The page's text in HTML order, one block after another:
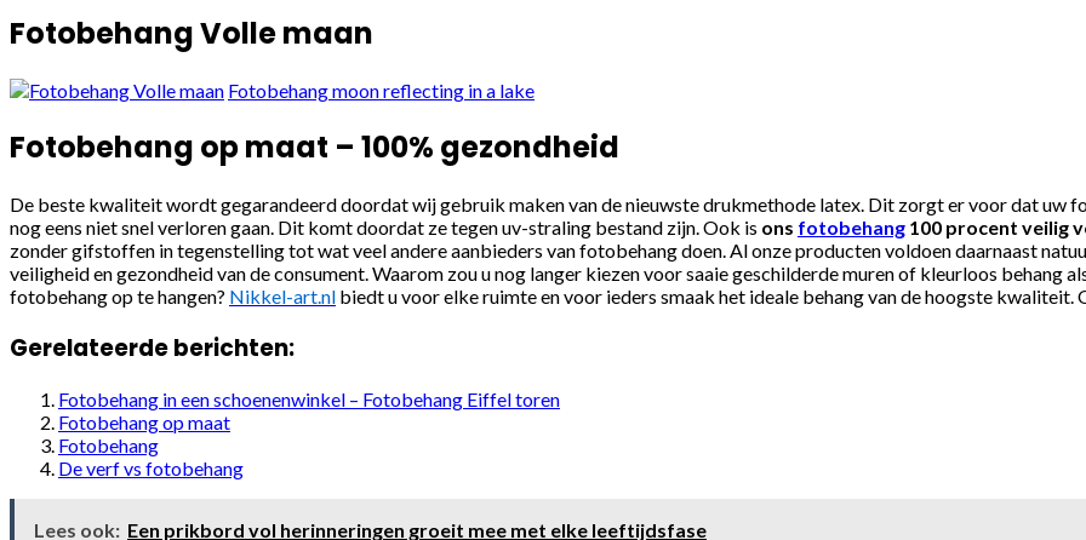
Fotobehang Volle maan
Fotobehang moon reflecting in a lake
Fotobehang op maat – 100% gezondheid
De beste kwaliteit wordt gegarandeerd doordat wij gebruik maken van de nieuwste drukmethode latex. Dit zorgt er voor dat uw
nog eens niet snel verloren gaan. Dit komt doordat ze tegen uv-straling bestand zijn. Ook is ons fotobehang 100 procent veilig
zonder gifstoffen in tegenstelling tot wat veel andere aanbieders van fotobehang doen. Al onze producten voldoen daarnaast
veiligheid en gezondheid van de consument. Waarom zou u nog langer kiezen voor saaie geschilderde muren of kleurloos behang
fotobehang op te hangen? Nikkel-art.nl biedt u voor elke ruimte en voor ieders smaak het ideale behang van de hoogste kwaliteit.
Gerelateerde berichten:
Fotobehang in een schoenenwinkel – Fotobehang Eiffel toren
Fotobehang op maat
Fotobehang
De verf vs fotobehang
Lees ook: Een prikbord vol herinneringen groeit mee met elke leeftijdsfase